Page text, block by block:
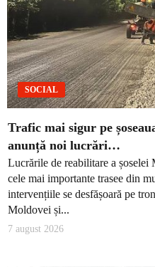
SOCIAL
Trafic mai sigur pe
anunță noi lucrări…
Lucrările de reabilitare a
cele mai importante trasee din
intervențiile se desfășoară pe
Moldovei și...
7 august 2026